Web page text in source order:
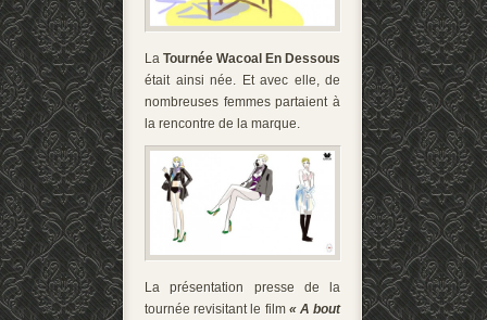
La Tournée Wacoal En Dessous
était ainsi née. Et avec elle, de
nombreuses femmes partaient à
la rencontre de la marque.
La présentation presse de la
tournée revisitant le film « A bout